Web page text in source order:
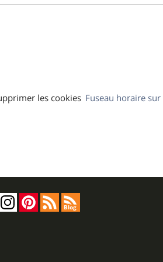
Fuseau horaire sur
les cookies